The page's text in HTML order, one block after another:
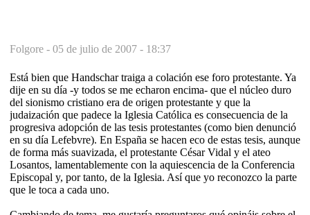
Folgore - 05 de julio de 2007 - 18:37
Está bien que Handschar traiga a colación ese foro protestante. Ya
dije en su día -y todos se me echaron encima- que el núcleo duro
del sionismo cristiano era de origen protestante y que la
judaización que padece la Iglesia Católica es consecuencia de la
progresiva adopción de las tesis protestantes (como bien denunció
en su día Lefebvre). En España se hacen eco de estas tesis, aunque
de forma más suavizada, el protestante César Vidal y el ateo
Losantos, lamentablemente con la aquiescencia de la Conferencia
Episcopal y, por tanto, de la Iglesia. Así que yo reconozco la parte
que le toca a cada uno.